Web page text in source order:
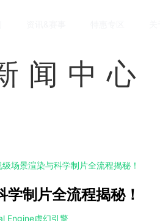
闻中心
场景渲染与科学制片全流程揭秘！
制片全流程揭秘！
Engine虚幻引擎